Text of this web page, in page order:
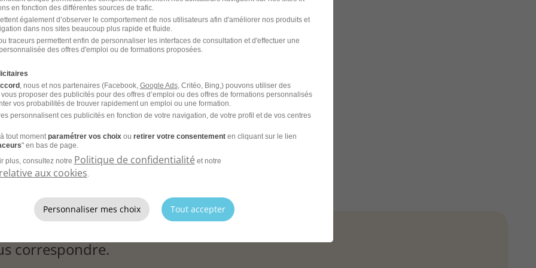
et des procédures qualité
? N'hésitez pas, postuler !!
correspondre.
en fonction des différentes sources de trafic.
également d’observer le comportement de nos utilisateurs afin d'améliorer nos produits et
dans nos sites beaucoup plus rapide et fluide.
traceurs permettent enfin de personnaliser les interfaces de consultation et d'effectuer une
des offres d'emploi ou de formations proposées.
, nous et nos partenaires (Facebook, Google Ads, Critéo, Bing,) pouvons utiliser des
proposer des publicités pour des offres d’emploi ou des offres de formations personnalisés
vos probabilités de trouver rapidement un emploi ou une formation.
personnalisent ces publicités en fonction de votre navigation, de votre profil et de vos centres
tout momentparamétrer vos choixou retirer votre consentementen cliquant sur le lien
" en bas de page.
plus, consultez notre Politique de confidentialité et notre
aux cookies.
Personnaliser mes choix Tout accepter